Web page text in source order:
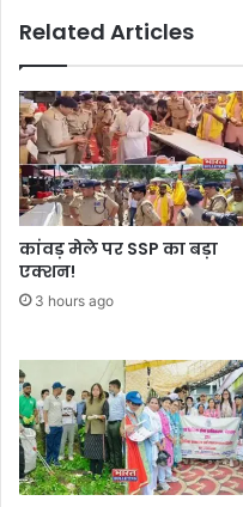
Related Articles
कांवड़ मेले पर SSP का बड़ा
एक्शन!
3 hours ago